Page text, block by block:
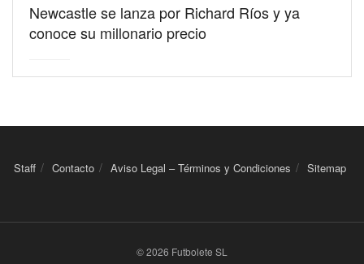
Newcastle se lanza por Richard Ríos y ya
conoce su millonario precio
Staff Contacto Aviso Legal – Términos y Condiciones Sitemap
© 2026 Futbolete SL